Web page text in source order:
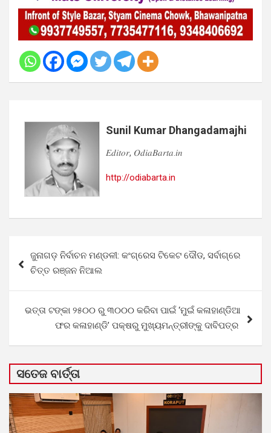
Sunil Kumar Dhangadamajhi
𝐸𝑑𝑖𝑡𝑜𝑟, 𝑂𝑑𝑖𝑎𝐵𝑎𝑟𝑡𝑎.𝑖𝑛
http://odiabarta.in
navigation
ଜୁନାଗଡ଼ ନିର୍ବାଚନ ମଣ୍ଡଳୀ: କଂଗ୍ରେସ ଟିକେଟ ଦୌଡ, ସର୍ବାଗ୍ରେ
ଚିତ୍ତ ରଞ୍ଜନ ନିଆଲ
ଭତ୍ତା ଟଙ୍କା ୨୫୦୦ ରୁ ୩୦୦୦ କରିବା ପାଇଁ ‘ମୁଇଁ କଳାହାଣ୍ଡିଆ
ଫର କଳାହାଣ୍ଡି’ ପକ୍ଷରୁ ମୁଖ୍ୟମନ୍ତ୍ରୀଙ୍କୁ ଦାବିପତ୍ର
ସତେଜ ବାର୍ତ୍ତା